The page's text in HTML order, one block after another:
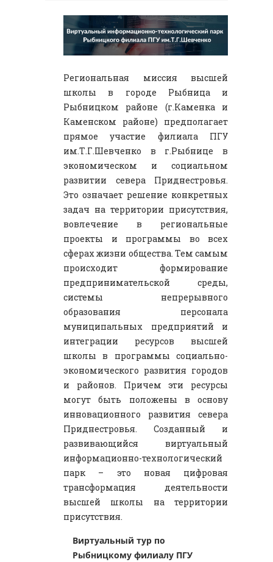
Региональная миссия высшей
школы в городе Рыбница и
Рыбницком районе (г.Каменка и
Каменском районе) предполагает
прямое участие филиала ПГУ
им.Т.Г.Шевченко в г.Рыбнице в
экономическом и социальном
развитии севера Приднестровья.
Это означает решение конкретных
задач на территории присутствия,
вовлечение в региональные
проекты и программы во всех
сферах жизни общества. Тем самым
происходит формирование
предпринимательской среды,
системы непрерывного
образования персонала
муниципальных предприятий и
интеграции ресурсов высшей
школы в программы социально-
экономического развития городов
и районов. Причем эти ресурсы
могут быть положены в основу
инновационного развития севера
Приднестровья. Созданный и
развивающийся виртуальный
информационно-технологический
парк – это новая цифровая
трансформация деятельности
высшей школы на территории
присутствия.
Виртуальный тур по
Рыбницкому филиалу ПГУ